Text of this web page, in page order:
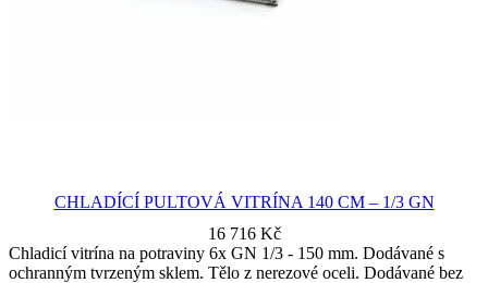
CHLADÍCÍ PULTOVÁ VITRÍNA 140 CM – 1/3 GN
16 716 Kč
Chladicí vitrína na potraviny 6x GN 1/3 - 150 mm. Dodávané s
ochranným tvrzeným sklem. Tělo z nerezové oceli. Dodávané bez